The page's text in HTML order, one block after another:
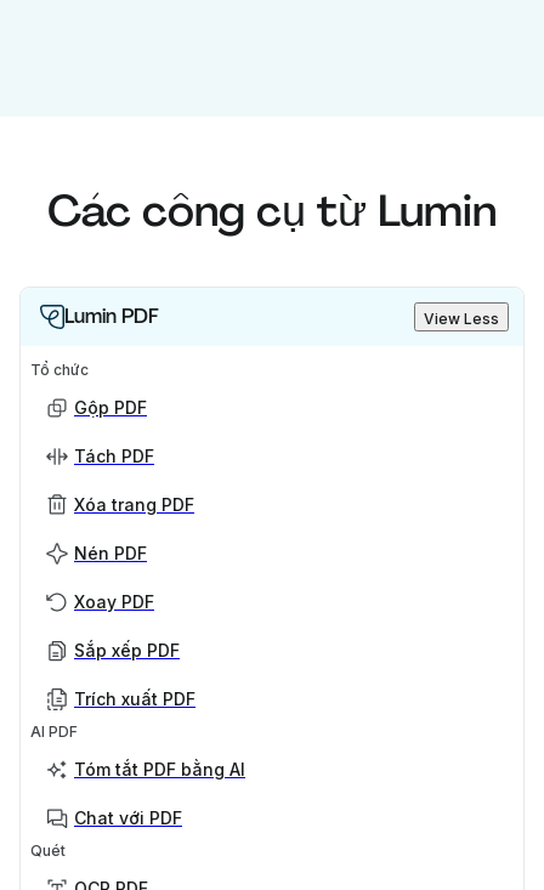
Các công cụ từ Lumin
Lumin PDF View Less
Tổ chức
Gộp PDF
Tách PDF
Xóa trang PDF
Nén PDF
Xoay PDF
Sắp xếp PDF
Trích xuất PDF
AI PDF
Tóm tắt PDF bằng AI
Chat với PDF
Quét